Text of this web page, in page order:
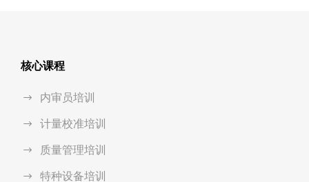
核心课程
内审员培训
计量校准培训
质量管理培训
特种设备培训